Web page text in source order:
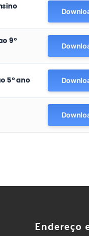
9º
5º ano
Endereço